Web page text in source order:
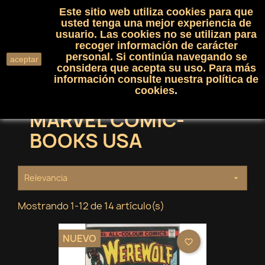
shopping_cart(0)

search
MARVEL COMIC-
BOOKS USA
Relevancia 
Mostrando 1-12 de 14 artículo(s)
NUEVO favorite_border
aceptar
Este sitio web utiliza cookies para que
usted tenga una mejor experiencia de
usuario. Las cookies no se utilizan para
recoger información de carácter
personal. Si continúa navegando se
considera que acepta su uso. Para más
información consulte nuestra política de
cookies.